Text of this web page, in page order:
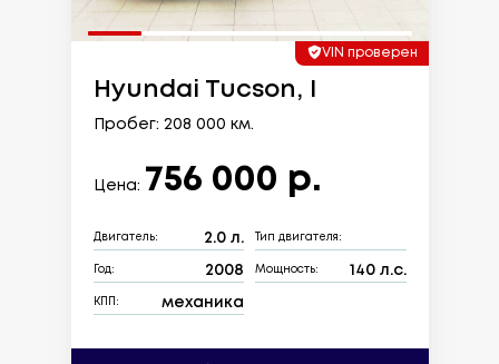
VIN проверен
Hyundai Tucson, I
Пробег: 208 000 км.
Цена: 756 000 р.
Двигатель: 2.0 л. Тип двигателя:
Год: 2008 Мощность: 140 л.с.
КПП: механика